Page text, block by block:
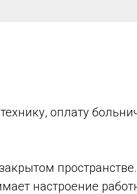
оплату
пространстве.
настроение